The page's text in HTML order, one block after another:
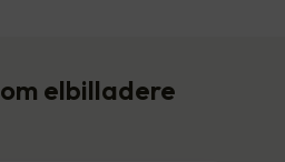
elbilladere